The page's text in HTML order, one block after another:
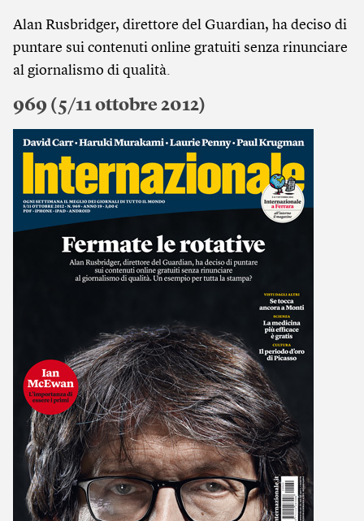
Alan Rusbridger, direttore del Guardian, ha deciso di
puntare sui contenuti online gratuiti senza rinunciare
al giornalismo di qualità.
969 (5/11 ottobre 2012)